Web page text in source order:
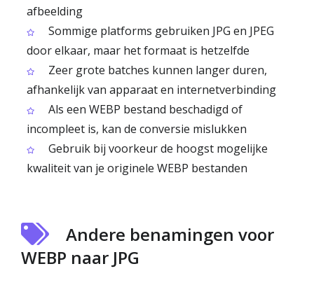
afbeelding
Sommige platforms gebruiken JPG en JPEG
door elkaar, maar het formaat is hetzelfde
Zeer grote batches kunnen langer duren,
afhankelijk van apparaat en internetverbinding
Als een WEBP bestand beschadigd of
incompleet is, kan de conversie mislukken
Gebruik bij voorkeur de hoogst mogelijke
kwaliteit van je originele WEBP bestanden
Andere benamingen voor
WEBP naar JPG